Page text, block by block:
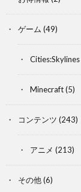
ゲーム (49)
Cities:Skylines
Minecraft(5)
コンテンツ (243)
アニメ (213)
その他(6)